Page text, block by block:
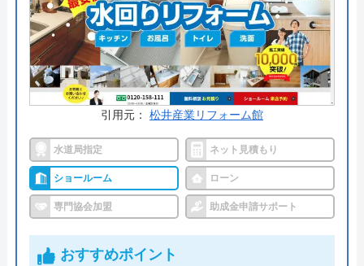
トイレリフォーム・交換事例も多数サイトに掲載さ
れていますので、まずはホームページを覗いてみて
ください。
公式サイトで
料金詳細を見る
今すぐ電話で相談する
0120-091-026
受付時間： 24時間
イースマイル の基本情報
引用元： 松井産業リフォーム館
水道局指定 ネット見積もり
ショールーム ローン
専門協会加盟 助成金申請サポート
おすすめポイント